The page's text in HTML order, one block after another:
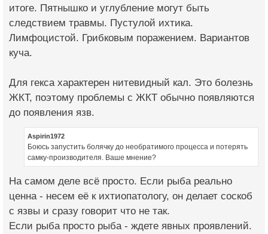
итоге. Пятнышко и углубление могут быть
следствием травмы. Пустулой ихтика.
Лимфоцистой. Грибковым поражением. Вариантов
куча.
Для гекса характерен нитевидный кал. Это болезнь
ЖКТ, поэтому проблемы с ЖКТ обычно появляются
до появления язв.
Aspirin1972
Боюсь запустить болячку до необратимого процесса и потерять
самку-производителя. Ваше мнение?
На самом деле всё просто. Если рыба реально
ценна - несем её к ихтиопатологу, он делает соскоб
с язвы и сразу говорит что не так.
Если рыба просто рыба - ждете явных проявлений.